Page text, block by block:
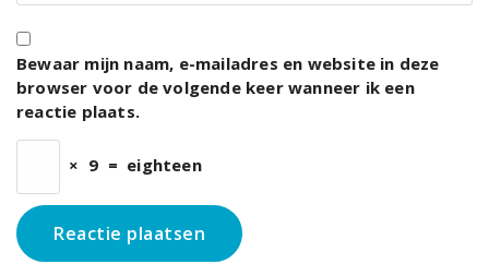
Bewaar mijn naam, e-mailadres en website in deze
browser voor de volgende keer wanneer ik een
reactie plaats.
× 9 = eighteen